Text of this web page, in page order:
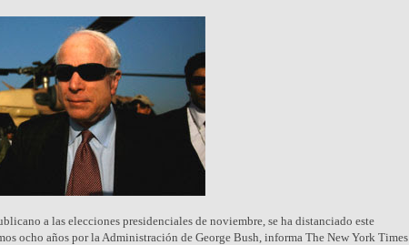
a las elecciones presidenciales de noviembre, se ha distanciado este
ocho años por la Administración de George Bush, informa The New York Times